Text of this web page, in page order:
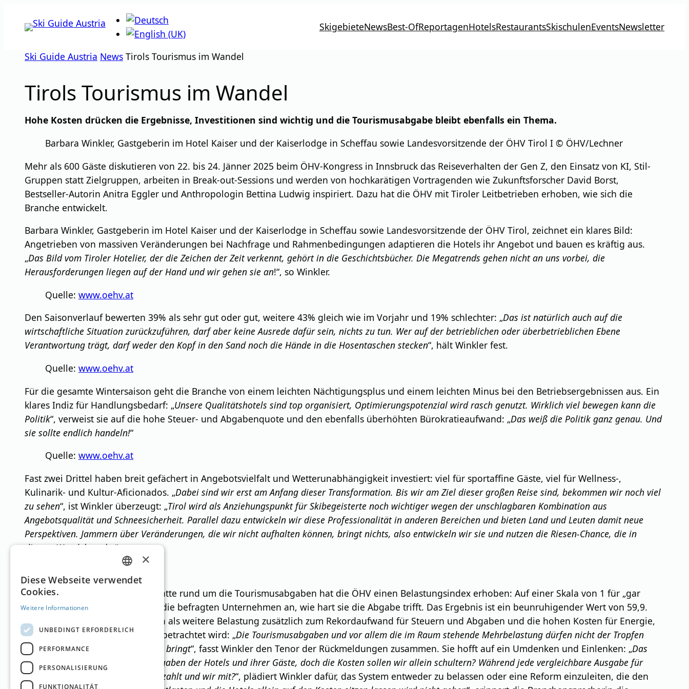
Inhalt
SkigebieteNewsBest-OfReportagenHotelsRestaurantsSkischulenEventsNewsletter
Ski Guide Austria News Tirols Tourismus im Wandel
Tirols Tourismus im Wandel
Hohe Kosten drücken die Ergebnisse, Investitionen sind wichtig und die Tourismusabgabe bleibt ebenfalls ein Thema.
Barbara Winkler, Gastgeberin im Hotel Kaiser und der Kaiserlodge in Scheffau sowie Landesvorsitzende der ÖHV Tirol I © ÖHV/Lechner
Mehr als 600 Gäste diskutieren von 22. bis 24. Jänner 2025 beim ÖHV-Kongress in Innsbruck das Reiseverhalten der Gen Z, den Einsatz von KI, Stil-
Gruppen statt Zielgruppen, arbeiten in Break-out-Sessions und werden von hochkarätigen Vortragenden wie Zukunftsforscher David Borst,
Bestseller-Autorin Anitra Eggler und Anthropologin Bettina Ludwig inspiriert. Dazu hat die ÖHV mit Tiroler Leitbetrieben erhoben, wie sich die
Branche entwickelt.
Barbara Winkler, Gastgeberin im Hotel Kaiser und der Kaiserlodge in Scheffau sowie Landesvorsitzende der ÖHV Tirol, zeichnet ein klares Bild:
Angetrieben von massiven Veränderungen bei Nachfrage und Rahmenbedingungen adaptieren die Hotels ihr Angebot und bauen es kräftig aus.
„Das Bild vom Tiroler Hotelier, der die Zeichen der Zeit verkennt, gehört in die Geschichtsbücher. Die Megatrends gehen nicht an uns vorbei, die
Herausforderungen liegen auf der Hand und wir gehen sie an!“, so Winkler.
Quelle: www.oehv.at
Den Saisonverlauf bewerten 39% als sehr gut oder gut, weitere 43% gleich wie im Vorjahr und 19% schlechter: „Das ist natürlich auch auf die
wirtschaftliche Situation zurückzuführen, darf aber keine Ausrede dafür sein, nichts zu tun. Wer auf der betrieblichen oder überbetrieblichen Ebene
Verantwortung trägt, darf weder den Kopf in den Sand noch die Hände in die Hosentaschen stecken“, hält Winkler fest.
Quelle: www.oehv.at
Für die gesamte Wintersaison geht die Branche von einem leichten Nächtigungsplus und einem leichten Minus bei den Betriebsergebnissen aus. Ein
klares Indiz für Handlungsbedarf: „Unsere Qualitätshotels sind top organisiert, Optimierungspotenzial wird rasch genutzt. Wirklich viel bewegen kann die
Politik“, verweist sie auf die hohe Steuer- und Abgabenquote und den ebenfalls überhöhten Bürokratieaufwand: „Das weiß die Politik ganz genau. Und
sie sollte endlich handeln!“
Quelle: www.oehv.at
Fast zwei Drittel haben breit gefächert in Angebotsvielfalt und Wetterunabhängigkeit investiert: viel für sportaffine Gäste, viel für Wellness-,
Kulinarik- und Kultur-Aficionados. „Dabei sind wir erst am Anfang dieser Transformation. Bis wir am Ziel dieser großen Reise sind, bekommen wir noch viel
zu sehen“, ist Winkler überzeugt: „Tirol wird als Anziehungspunkt für Skibegeisterte noch wichtiger wegen der unschlagbaren Kombination aus
Angebotsqualität und Schneesicherheit. Parallel dazu entwickeln wir diese Professionalität in anderen Bereichen und bieten Land und Leuten damit neue
Perspektiven. Jammern über Veränderungen, die wir nicht aufhalten können, bringt nichts, also entwickeln wir sie und nutzen die Riesen-Chance, die in
diesem Wandel steckt.“
www.oehv.at
Anlässlich der emotionalen Debatte rund um die Tourismusabgaben hat die ÖHV einen Belastungsindex erhoben: Auf einer Skala von 1 für „gar
nicht“ bis 100 „sehr hart“ gaben die befragten Unternehmen an, wie hart sie die Abgabe trifft. Das Ergebnis ist ein beunruhigender Wert von 59,9.
Hier spielt mit, dass die Abgaben als weitere Belastung zusätzlich zum Rekordaufwand für Steuern und Abgaben und die hohen Kosten für Energie,
Löhne und vieles anderes mehr betrachtet wird: „Die Tourismusabgaben und vor allem die im Raum stehende Mehrbelastung dürfen nicht der Tropfen
sein, der das Fass zum Überlaufen bringt“, fasst Winkler den Tenor der Rückmeldungen zusammen. Sie hofft auf ein Umdenken und Einlenken: „Das
ganze Land profitiert von den Ausgaben der Hotels und ihrer Gäste, doch die Kosten sollen wir allein schultern? Während jede vergleichbare Ausgabe für
Infrastrukturen die Allgemeinheit zahlt und wir mit?“, plädiert Winkler dafür, das System entweder zu belassen oder eine Reform einzuleiten, die den
GERMAN
×
Diese Webseite verwendet
Cookies.
Weitere Informationen
UNBEDINGT ERFORDERLICH
PERFORMANCE
PERSONALISIERUNG
FUNKTIONALITÄT